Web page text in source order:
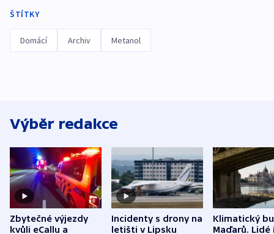
ŠTÍTKY
Domácí Archiv Metanol
Výběr redakce
Zbytečné výjezdy
kvůli eCallu a
Incidenty s drony na
letišti v Lipsku
Klimatický
Maďarů. Lidé